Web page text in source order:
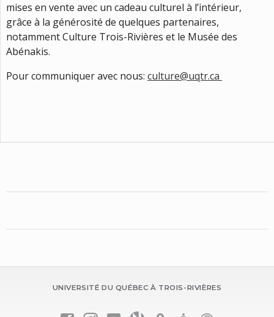
mises en vente avec un cadeau culturel à l’intérieur,
grâce à la générosité de quelques partenaires,
notamment Culture Trois-Rivières et le Musée des
Abénakis.
Pour communiquer avec nous: culture@uqtr.ca
UNIVERSITÉ DU QUÉBEC À TROIS-RIVIÈRES